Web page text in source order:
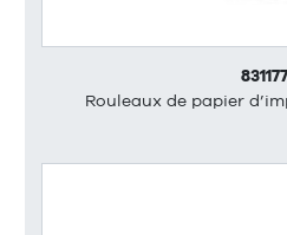
831177
Rouleaux de papier